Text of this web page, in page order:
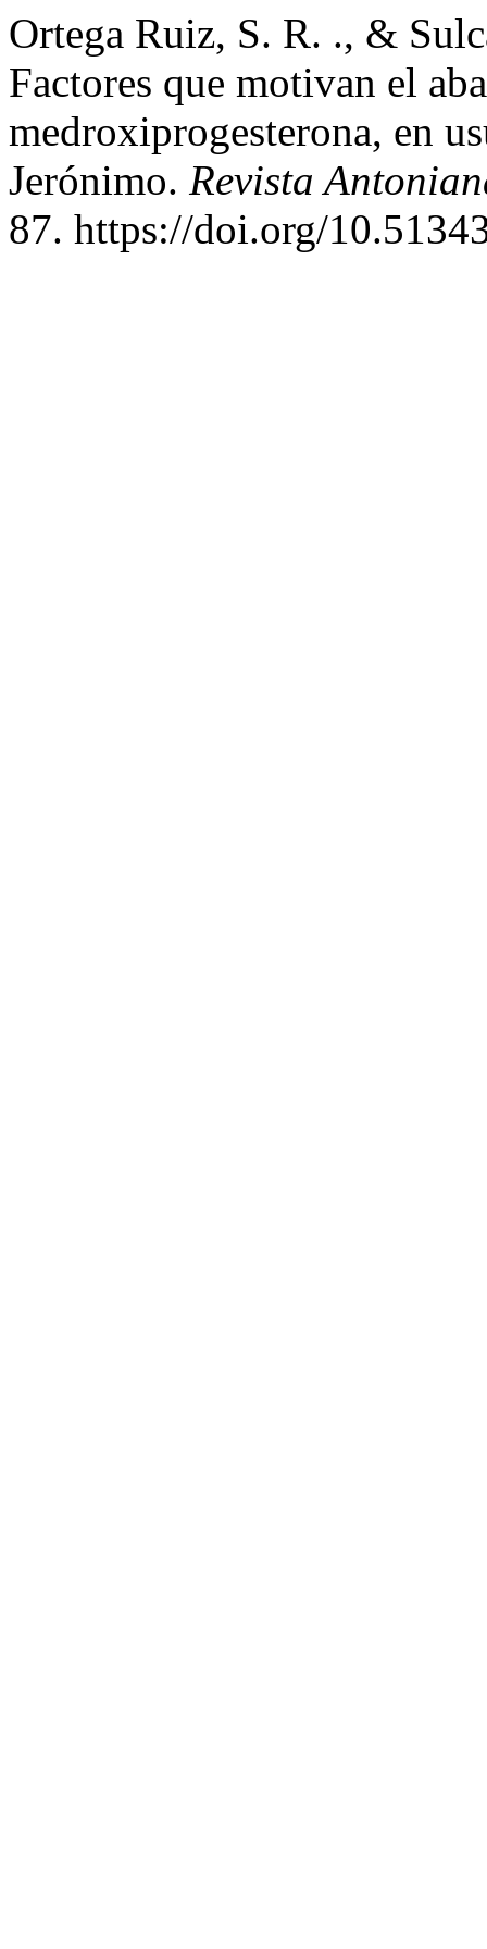
Ortega Ruiz, S. R. ., &
Factores que motivan el
medroxiprogesterona, en
Jerónimo. Revista
87. https://doi.org/